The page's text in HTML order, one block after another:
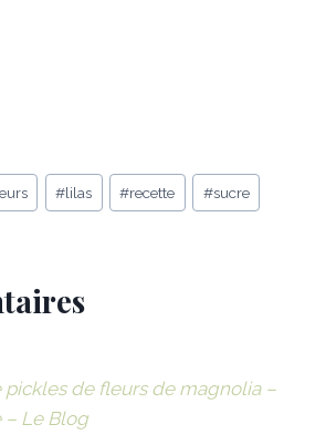
#lilas #recette #sucre
pickles de fleurs de magnolia –
– Le Blog